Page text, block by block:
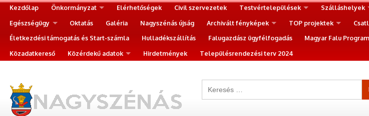
Kezdőlap Önkormányzat Elérhetőségek Civil szervezetek Testvértelepülések Szálláshelyek
Egészségügy
Oktatás Galéria Nagyszénás újság Archivált fényképek TOP projektek
Életkezdési támogatás és Start-számla
Hulladékszállítás Falugazdász ügyfélfogadás Magyar Falu Program
Közadatkereső
Közérdekű adatok Hirdetmények Településrendezési terv 2024